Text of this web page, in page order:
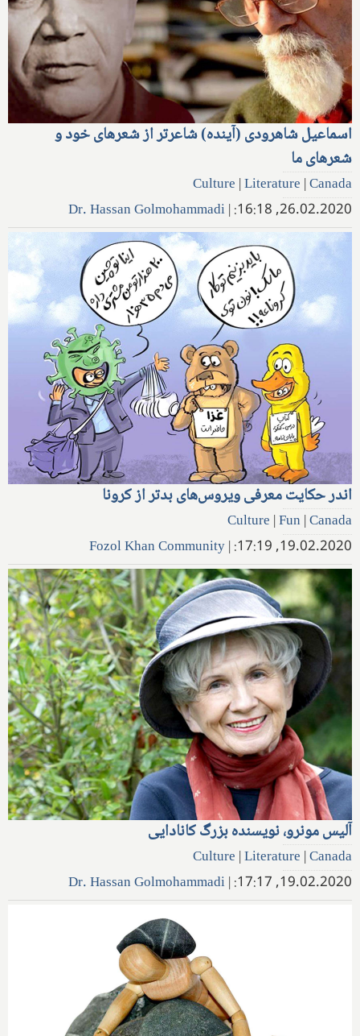
اسماعیل شاهرودی (آینده) شاعرتر از شعرهای خود و
شعرهای ما
Culture |Literature |Canada
26.02.2020, 16:18:
|
Dr. Hassan Golmohammadi
اندر حکایت معرفی ویروس‌های بدتر از کرونا
Culture |Fun |Canada
19.02.2020, 17:19:
|
Fozol Khan Community
آلیس مونرو، نویسنده بزرگ کانادایی
Culture |Literature |Canada
19.02.2020, 17:17:
|
Dr. Hassan Golmohammadi